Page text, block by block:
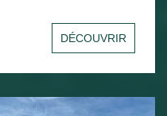
locatif, ce
volumes sublimés
vie avec cuisine
d'une vue dégagée sur
ainsi que d'une
DÉCOUVRIR